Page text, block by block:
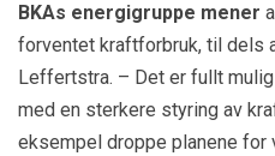
BKAs energigruppe mener
forventet kraftforbruk, til dels
Leffertstra. – Det er fullt
med en sterkere styring av
eksempel droppe planene